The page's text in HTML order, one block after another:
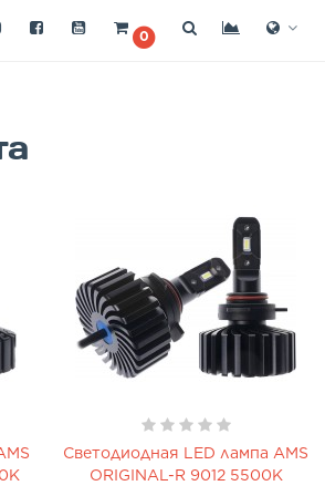
0
Светодиодная LED лампа AMS
ORIGINAL-R 9012 5500K